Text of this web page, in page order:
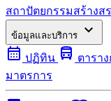
สถาปัตยกรรมสร้างส
ข้อมูลและบริการ
expand_more
calendar_month ปฏิทิน directions_bus ตารา
มาตรการ